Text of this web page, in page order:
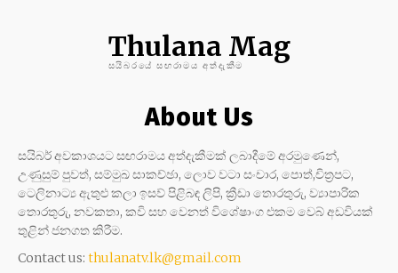
Thulana Mag
සයිබරයේ සඟරාමය අත්දැකීම
About Us
සයිබර් අවකාශයට සඟරාමය අත්දැකීමක් ලබාදීමේ අරමුණෙන්,
උණුසුම් පුවත්, සම්මුඛ සාකච්ඡා, ලොව වටා සංචාර, පොත්,චිත්‍රපට,
ටෙලිනාට්‍ය ඇතුළු කලා ඉසව් පිළිබඳ ලිපි, ක්‍රීඩා තොරතුරු, ව්‍යාපාරික
තොරතුරු, නවකතා, කවි සහ වෙනත් විශේෂාංග එකම වෙබ් අඩවියක්
තුළින් ජනගත කිරීම.
Contact us: thulanatv.lk@gmail.com